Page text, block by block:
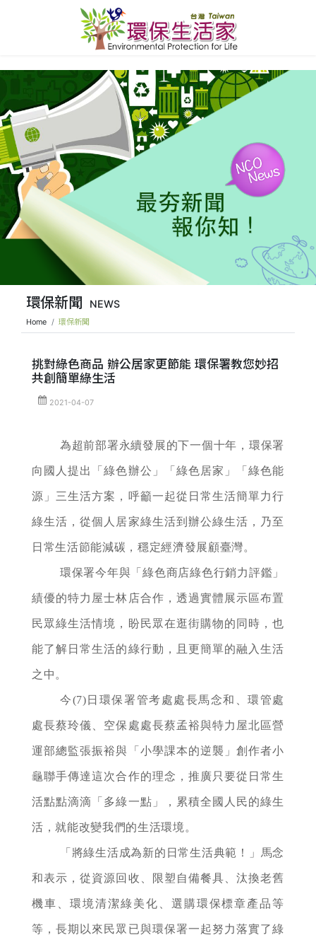
環保新聞 NEWS
Home 環保新聞
挑對綠色商品 辦公居家更節能 環保署教您妙招
共創簡單綠生活
2021-04-07
為超前部署永續發展的下一個十年，環保署
向國人提出「綠色辦公」「綠色居家」「綠色能
源」三生活方案，呼籲一起從日常生活簡單力行
綠生活，從個人居家綠生活到辦公綠生活，乃至
日常生活節能減碳，穩定經濟發展顧臺灣。
環保署今年與「綠色商店綠色行銷力評鑑」
績優的特力屋士林店合作，透過實體展示區布置
民眾綠生活情境，盼民眾在逛街購物的同時，也
能了解日常生活的綠行動，且更簡單的融入生活
之中。
今(7)日環保署管考處處長馬念和、環管處
處長蔡玲儀、空保處處長蔡孟裕與特力屋北區營
運部總監張振裕與「小學課本的逆襲」創作者小
龜聯手傳達這次合作的理念，推廣只要從日常生
活點點滴滴「多綠一點」，累積全國人民的綠生
活，就能改變我們的生活環境。
「將綠生活成為新的日常生活典範！」馬念
和表示，從資源回收、限塑自備餐具、汰換老舊
機車、環境清潔綠美化、選購環保標章產品等
等，長期以來民眾已與環保署一起努力落實了綠